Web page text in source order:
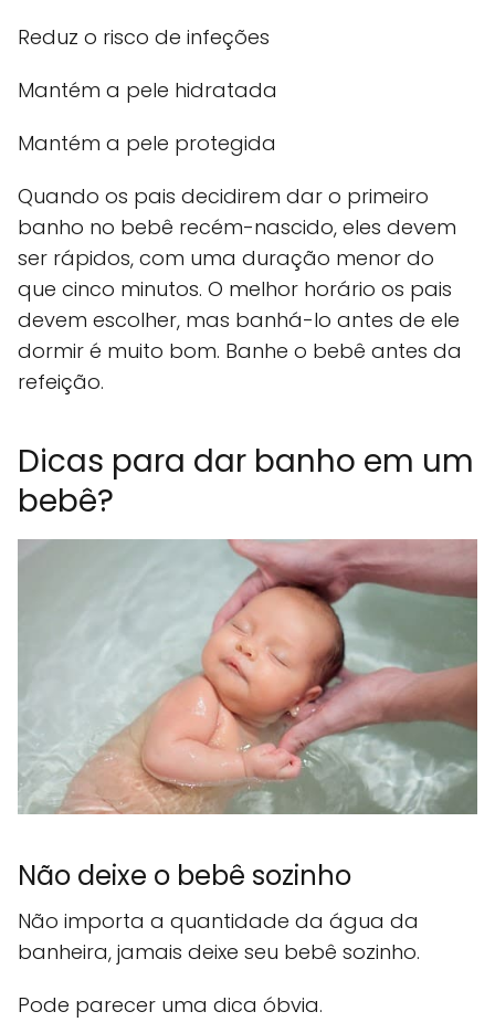
Reduz o risco de infeções
Mantém a pele hidratada
Mantém a pele protegida
Quando os pais decidirem dar o primeiro
banho no bebê recém-nascido, eles devem
ser rápidos, com uma duração menor do
que cinco minutos. O melhor horário os pais
devem escolher, mas banhá-lo antes de ele
dormir é muito bom. Banhe o bebê antes da
refeição.
Dicas para dar banho em um
bebê?
Não deixe o bebê sozinho
Não importa a quantidade da água da
banheira, jamais deixe seu bebê sozinho.
Pode parecer uma dica óbvia.